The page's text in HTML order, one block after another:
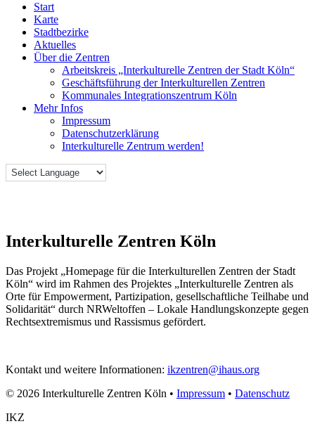
Start
Karte
Stadtbezirke
Aktuelles
Über die Zentren
Arbeitskreis „Interkulturelle Zentren der Stadt Köln“
Geschäftsführung der Interkulturellen Zentren
Kommunales Integrationszentrum Köln
Mehr Infos
Impressum
Datenschutzerklärung
Interkulturelle Zentrum werden!
Interkulturelle Zentren Köln
Das Projekt „Homepage für die Interkulturellen Zentren der Stadt
Köln“ wird im Rahmen des Projektes „Interkulturelle Zentren als
Orte für Empowerment, Partizipation, gesellschaftliche Teilhabe und
Solidarität“ durch NRWeltoffen – Lokale Handlungskonzepte gegen
Rechtsextremismus und Rassismus gefördert.
Kontakt und weitere Informationen: ikzentren@ihaus.org
© 2026 Interkulturelle Zentren Köln • Impressum • Datenschutz
IKZ